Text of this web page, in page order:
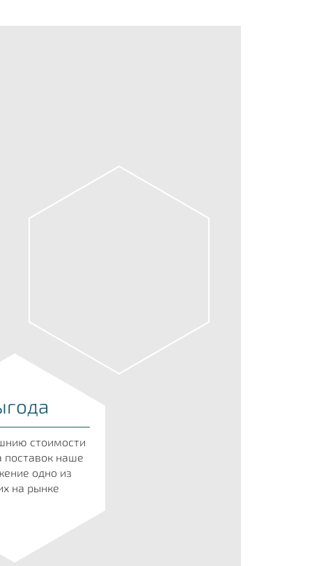
стоимости
поставок наше
одно из
на рынке